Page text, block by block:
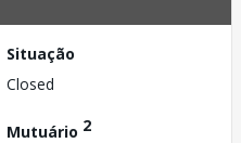
Situação
Closed
Mutuário 2